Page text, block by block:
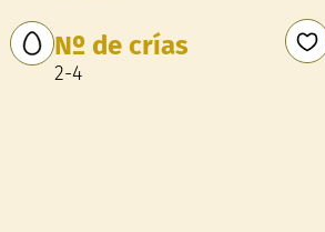
Nº de crías
2-4